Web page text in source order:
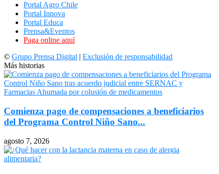
Portal Agro Chile
Portal Innova
Portal Educa
Prensa&Eventos
Paga online aquí
© Grupo Prensa Digital | Exclusión de responsabilidad
Más historias
Comienza pago de compensaciones a beneficiarios
del Programa Control Niño Sano...
agosto 7, 2026